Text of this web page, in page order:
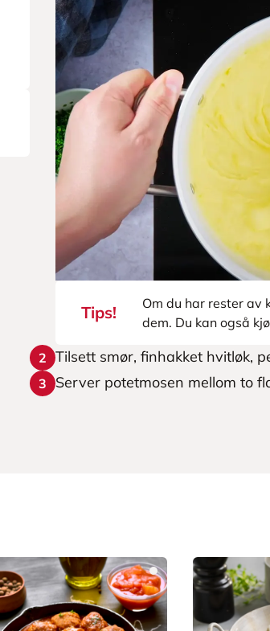
Tips!
Om du har rester av
dem. Du kan også
2 Tilsett smør, finhakket hvitløk,
3 Server potetmosen mellom to